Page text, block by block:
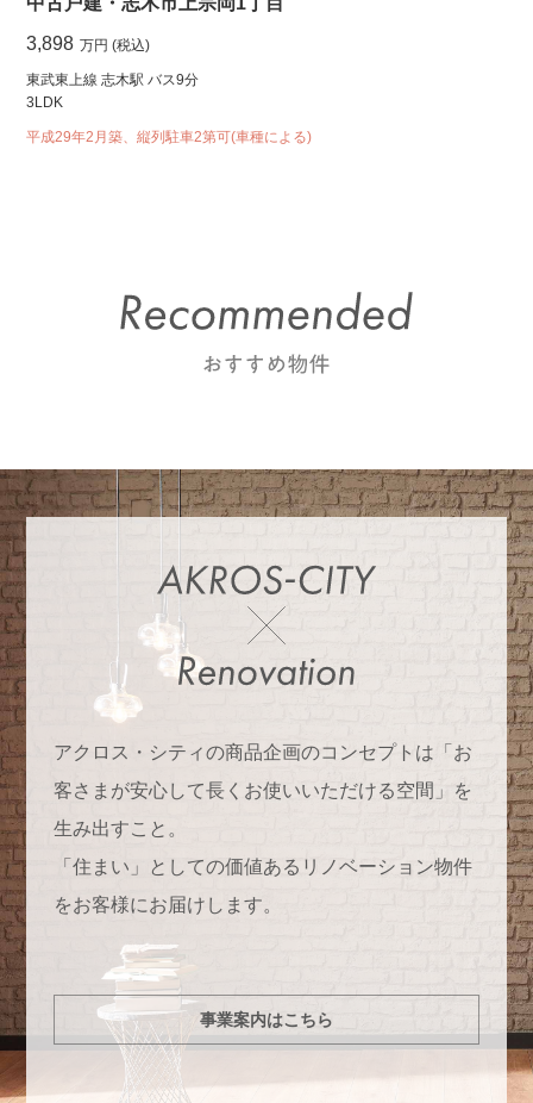
3,898 万円 (税込)
東武東上線 志木駅 バス9分
3LDK
平成29年2月築、縦列駐車2第可(車種による)
アクロス・シティの商品企画のコンセプトは「お
客さまが安心して長くお使いいただける空間」を
生み出すこと。
「住まい」としての価値あるリノベーション物件
をお客様にお届けします。
事業案内はこちら